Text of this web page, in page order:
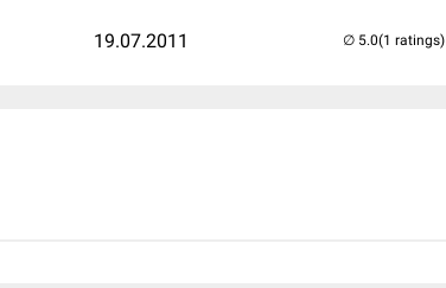
19.07.2011 (1 ratings)